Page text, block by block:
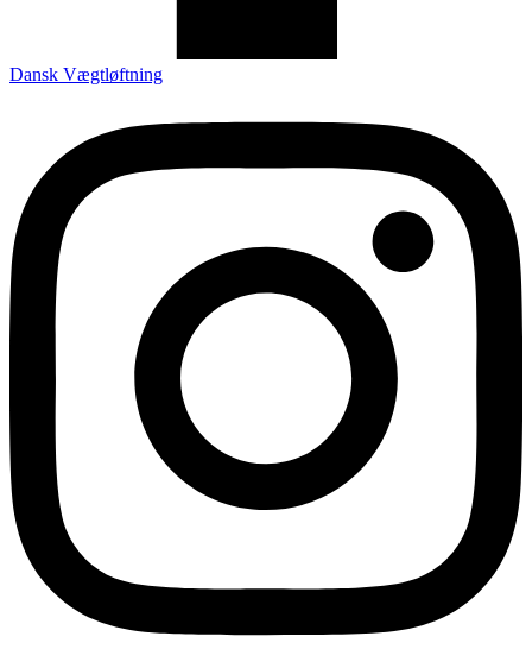
Dansk Vægtløftning